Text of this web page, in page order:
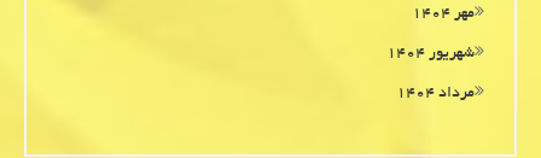
مهر ۱۴۰۴
شهریور ۱۴۰۴
مرداد ۱۴۰۴